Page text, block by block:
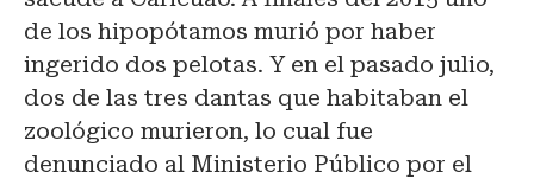
de los hipopótamos murió por haber
ingerido dos pelotas. Y en el pasado julio,
dos de las tres dantas que habitaban el
zoológico murieron, lo cual fue
denunciado al Ministerio Público por el